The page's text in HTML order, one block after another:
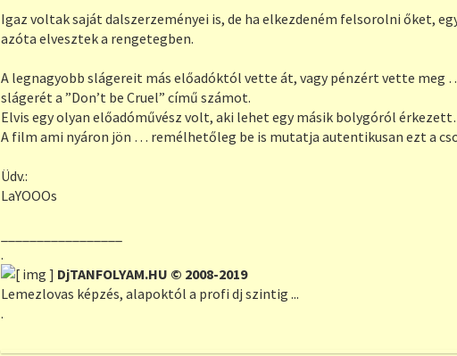
Igaz voltak saját dalszerzeményei is, de ha elkezdeném felsorolni őket,
azóta elvesztek a rengetegben.
A legnagyobb slágereit más előadóktól vette át, vagy pénzért vette meg
slágerét a ”Don’t be Cruel” című számot.
Elvis egy olyan előadóművész volt, aki lehet egy másik bolygóról
A film ami nyáron jön … remélhetőleg be is mutatja autentikusan ezt a
Üdv.:
LaYOOOs
.
DjTANFOLYAM.HU © 2008-2019
Lemezlovas képzés, alapoktól a profi dj szintig ...
.